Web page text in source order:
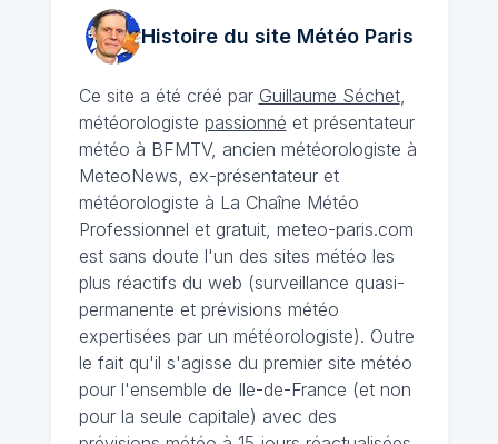
Histoire du site MétéoParis
Ce site a été créé par Guillaume Séchet,
météorologiste passionné et présentateur
météo à BFMTV, ancien météorologiste à
MeteoNews, ex-présentateur et
météorologiste à La Chaîne Météo
Professionnel et gratuit, meteo-paris.com
est sans doute l'un des sites météo les
plus réactifs du web (surveillance quasi-
permanente et prévisions météo
expertisées par un météorologiste). Outre
le fait qu'il s'agisse du premier site météo
pour l'ensemble de Ile-de-France (et non
pour la seule capitale) avec des